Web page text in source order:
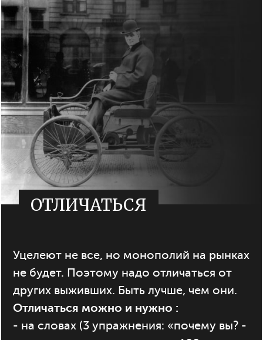
ОТЛИЧАТЬСЯ
Уцелеют не все, но монополий на рынках
не будет. Поэтому надо отличаться от
других выживших. Быть лучше, чем они.
Отличаться можно и нужно :
- на словах (3 упражнения: «почему вы? -